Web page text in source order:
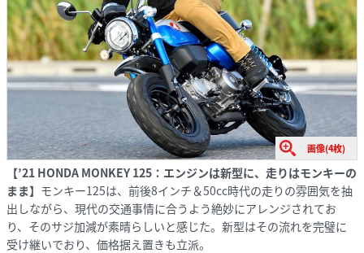
画像(4枚)
【’21 HONDA MONKEY 125：エンジンは新型に、走りはモンキーの
まま】 モンキー125は、前後8インチ＆50cc時代の走りの雰囲気を抽
出しながら、現代の交通事情に合うよう絶妙にアレンジされてお
り、そのサジ加減が素晴らしいと感じた。新型はその流れを完璧に
受け継いでおり、価格据え置きも立派。